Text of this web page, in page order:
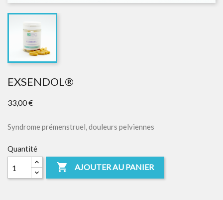
EXSENDOL®
33,00 €
Syndrome prémenstruel, douleurs pelviennes
Quantité
 AJOUTER AU PANIER